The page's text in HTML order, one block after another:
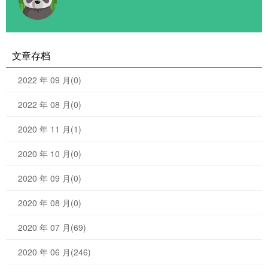
文章存档
2022 年 09 月(0)
2022 年 08 月(0)
2020 年 11 月(1)
2020 年 10 月(0)
2020 年 09 月(0)
2020 年 08 月(0)
2020 年 07 月(69)
2020 年 06 月(246)